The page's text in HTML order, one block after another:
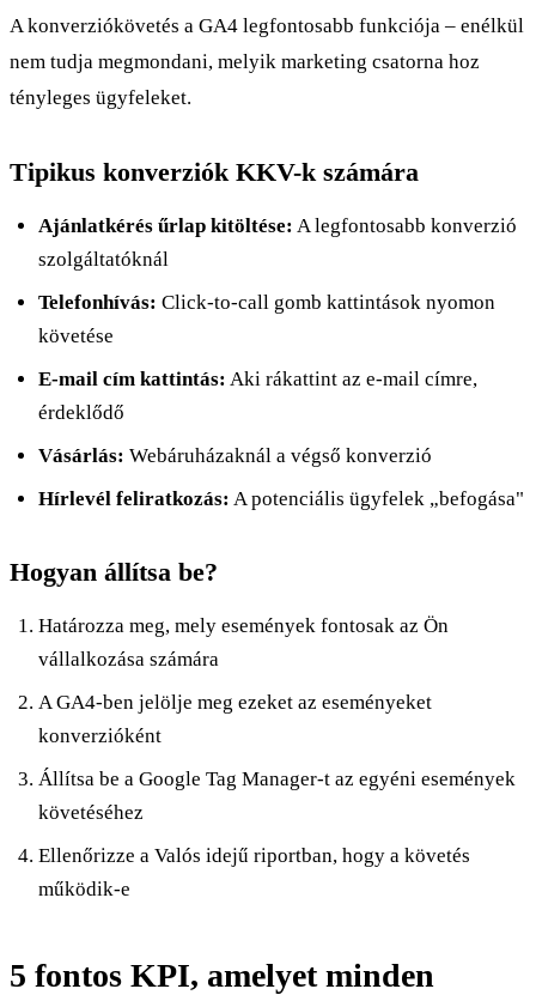
A konverziókövetés a GA4 legfontosabb funkciója – enélkül
nem tudja megmondani, melyik marketing csatorna hoz
tényleges ügyfeleket.
Tipikus konverziók KKV-k számára
Ajánlatkérés űrlap kitöltése: A legfontosabb konverzió
szolgáltatóknál
Telefonhívás: Click-to-call gomb kattintások nyomon
követése
E-mail cím kattintás: Aki rákattint az e-mail címre,
érdeklődő
Vásárlás: Webáruházaknál a végső konverzió
Hírlevél feliratkozás: A potenciális ügyfelek „befogása"
Hogyan állítsa be?
Határozza meg, mely események fontosak az Ön
vállalkozása számára
A GA4-ben jelölje meg ezeket az eseményeket
konverzióként
Állítsa be a Google Tag Manager-t az egyéni események
követéséhez
Ellenőrizze a Valós idejű riportban, hogy a követés
működik-e
5 fontos KPI, amelyet minden